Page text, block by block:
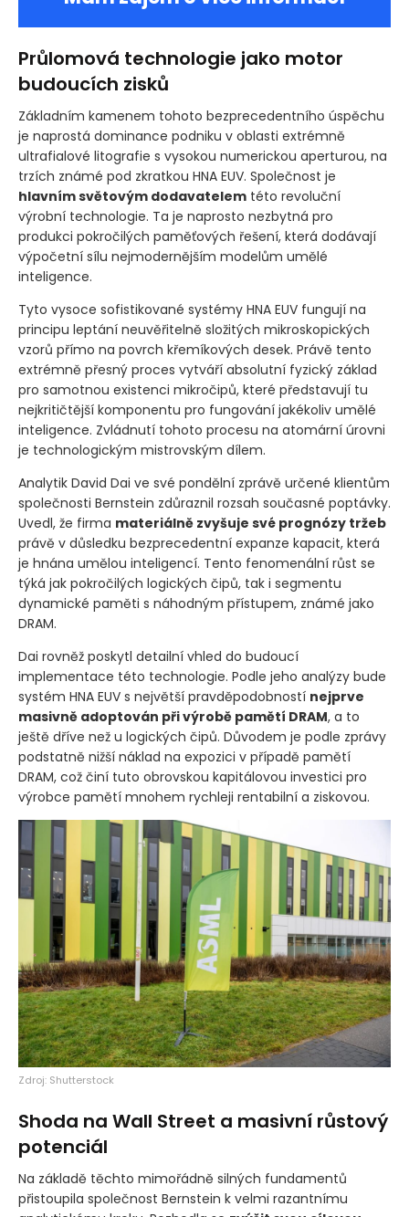
Průlomová technologie jako motor
budoucích zisků
Základním kamenem tohoto bezprecedentního úspěchu
je naprostá dominance podniku v oblasti extrémně
ultrafialové litografie s vysokou numerickou aperturou, na
trzích známé pod zkratkou HNA EUV. Společnost je
hlavním světovým dodavatelem této revoluční
výrobní technologie. Ta je naprosto nezbytná pro
produkci pokročilých paměťových řešení, která dodávají
výpočetní sílu nejmodernějším modelům umělé
inteligence.
Tyto vysoce sofistikované systémy HNA EUV fungují na
principu leptání neuvěřitelně složitých mikroskopických
vzorů přímo na povrch křemíkových desek. Právě tento
extrémně přesný proces vytváří absolutní fyzický základ
pro samotnou existenci mikročipů, které představují tu
nejkritičtější komponentu pro fungování jakékoliv umělé
inteligence. Zvládnutí tohoto procesu na atomární úrovni
je technologickým mistrovským dílem.
Analytik David Dai ve své pondělní zprávě určené klientům
společnosti Bernstein zdůraznil rozsah současné poptávky.
Uvedl, že firma materiálně zvyšuje své prognózy tržeb
právě v důsledku bezprecedentní expanze kapacit, která
je hnána umělou inteligencí. Tento fenomenální růst se
týká jak pokročilých logických čipů, tak i segmentu
dynamické paměti s náhodným přístupem, známé jako
DRAM.
Dai rovněž poskytl detailní vhled do budoucí
implementace této technologie. Podle jeho analýzy bude
systém HNA EUV s největší pravděpodobností nejprve
masivně adoptován při výrobě pamětí DRAM, a to
ještě dříve než u logických čipů. Důvodem je podle zprávy
podstatně nižší náklad na expozici v případě pamětí
DRAM, což činí tuto obrovskou kapitálovou investici pro
výrobce pamětí mnohem rychleji rentabilní a ziskovou.
Zdroj: Shutterstock
Shoda na Wall Street a masivní růstový
potenciál
Na základě těchto mimořádně silných fundamentů
přistoupila společnost Bernstein k velmi razantnímu